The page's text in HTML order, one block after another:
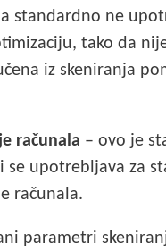
standardno ne
tako da
iz skeniranja
računala – ovo je
se upotrebljava za
računala.
parametri